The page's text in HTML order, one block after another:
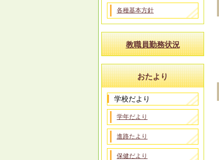
各種基本方針
教職員勤務状況
おたより
学校だより
学年だより
進路たより
保健だより